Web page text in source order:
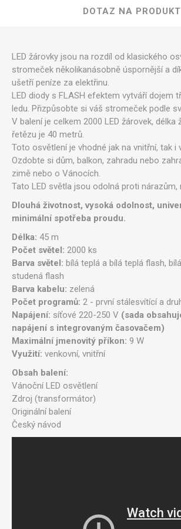
DOTAZ NA PRODUKT
LED žárovky jsou na rozdíl od klasického
stromeček několikanásobně úspornější a
ušetří peníze za elektřinu.
LED diody s FLASH efektem vytváří dojem
ledu. Přizpůsobte si váš stromeček podle
V balení je celkem 2000 LED žárovek, délka
řetězu je 40 metrů.
Toto osvětlení je vhodné jak na vnitřní, tak i
Ozdobte si dům, balkon, zahradu nebo
zimě nebo o Vánocích.
Tato LED světla jsou odolná proti nárazům,
Dlouhá životnost, vysoká odolnost,
minimální spotřeba proudu.
Délka: 45 m
Počet světel: 2000 ks
Barva světel: bílá teplá a bílá teplá flash,
studená flash
Barva kabelu: zelená
Počet programů: 2 - první stálesvítící a
Napájení: síťové 220-250 V (sada
napájení s integrovaným časovačem)
Maximální jmenovitý příkon: 9 W
Využití: venkovní, vnitřní
Obsah balení:
Vánoční LED osvětlení
Zdroj (transformátor)
Originální balení
Český návod